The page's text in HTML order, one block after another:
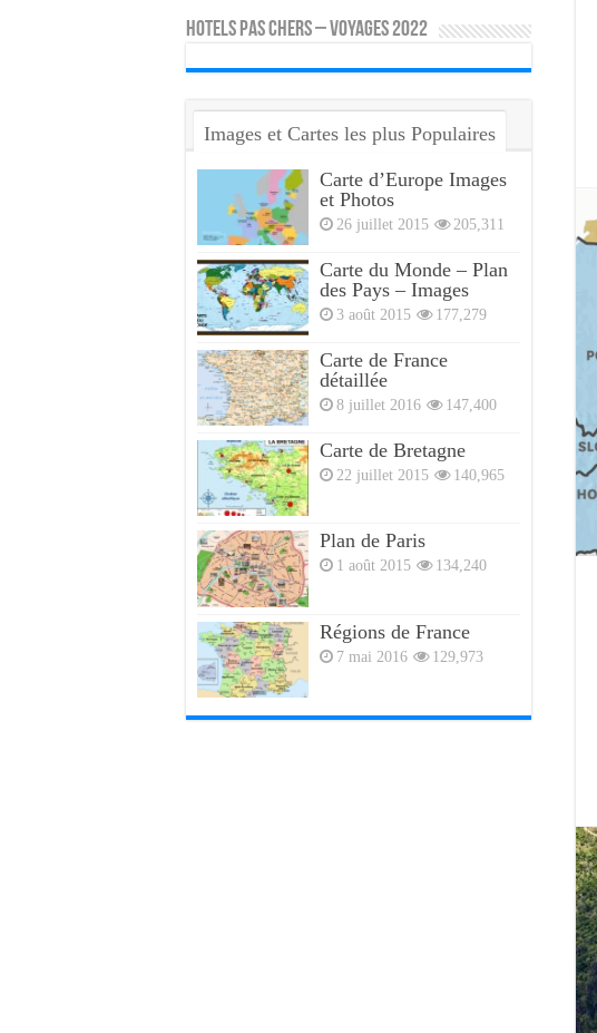
HOTELS PAS CHERS – VOYAGES 2022
Images et Cartes les plus Populaires
Carte d’Europe Images
et Photos
26 juillet 2015 205,311
Carte du Monde – Plan
des Pays – Images
3 août 2015 177,279
Carte de France
détaillée
8 juillet 2016 147,400
Carte de Bretagne
22 juillet 2015 140,965
Plan de Paris
1 août 2015 134,240
Régions de France
7 mai 2016 129,973